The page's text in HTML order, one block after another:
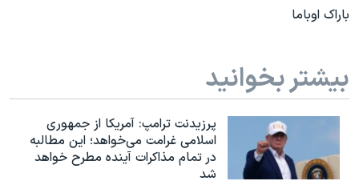
باراک اوباما
بیشتر بخوانید
پرزیدنت ترامپ: آمریکا از جمهوری
اسلامی غرامت می‌خواهد؛ این مطالبه
در تمام مذاکرات آینده مطرح خواهد
شد